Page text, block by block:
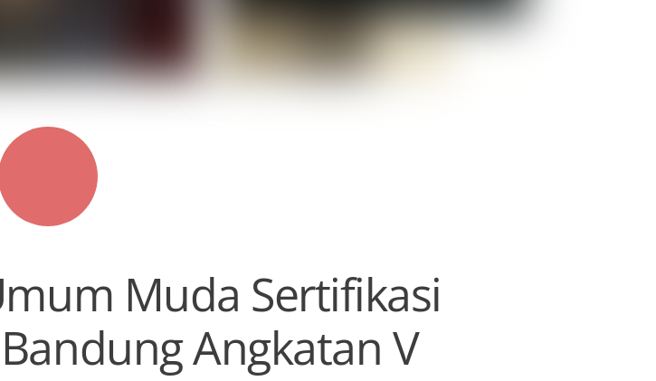
Muda Sertifikasi
Angkatan V